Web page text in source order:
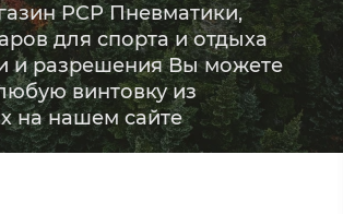
PCP Пневматики,
для спорта и отдыха
и разрешения Вы можете
винтовку из
на нашем сайте